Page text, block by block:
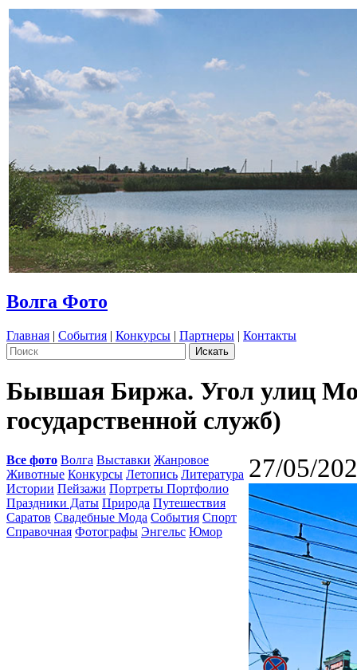
Волга Фото
Главная | События | Конкурсы | Партнеры | Контакты
Бывшая Биржа. Угол улиц
государственной служб)
Все фото Волга Выставки Жанровое
Животные Конкурсы Летопись Литература
Истории Пейзажи Портреты Портфолио
Праздники Даты Природа Путешествия
Саратов Свадебные Мода События Спорт
Справочная Фотографы Энгельс Юмор
27/05/